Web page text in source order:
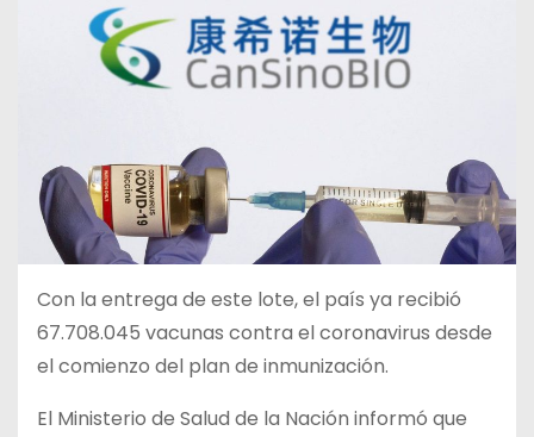
Con la entrega de este lote, el país ya recibió
67.708.045 vacunas contra el coronavirus desde
el comienzo del plan de inmunización.
El Ministerio de Salud de la Nación informó que